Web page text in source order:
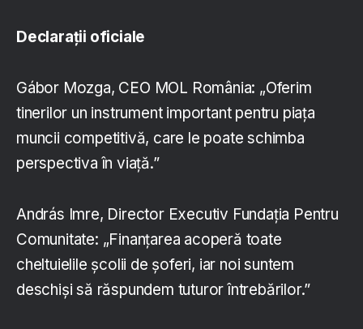
Declarații oficiale
Gábor Mozga, CEO MOL România: „Oferim
tinerilor un instrument important pentru piața
muncii competitivă, care le poate schimba
perspectiva în viață.”
András Imre, Director Executiv Fundația Pentru
Comunitate: „Finanțarea acoperă toate
cheltuielile școlii de șoferi, iar noi suntem
deschiși să răspundem tuturor întrebărilor.”